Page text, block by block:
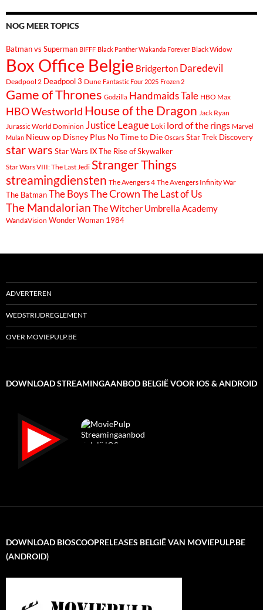
NOG MEER TOPICS
Batman vs Superman BIFFF Black Panther Wakanda Forever Black Widow
Box Office Belgie Bridgerton Daredevil
Deadpool 2 Deadpool 3 Dune Fantastic Four 2025 Frozen 2
Game of Thrones Godzilla Handmaids Tale HBO Max
HBO Westworld House of the Dragon Jack Ryan
Jurassic World Dominion Justice League Loki lord of the rings Marvel
Mulan Nieuw op Disney Plus No Time to Die Oscars Star Trek Discovery
star wars Star Wars IX The Rise of Skywalker
Star Wars VIII: The Last Jedi Stranger Things
streamingdiensten The Avengers 4 The Avengers Infinity War
The BatmanThe BoysThe CrownThe Last of Us
The Mandalorian The Witcher Umbrella Academy
WandaVision Wonder Woman 1984
ADVERTEREN
WEDSTRIJDREGLEMENT
OVER MOVIEPULP.BE
DOWNLOAD STREAMINGAANBOD BELGIË VOOR IOS & ANDROID
DOWNLOAD BIOSCOOPRELEASES BELGIË VAN MOVIEPULP.BE
(ANDROID)